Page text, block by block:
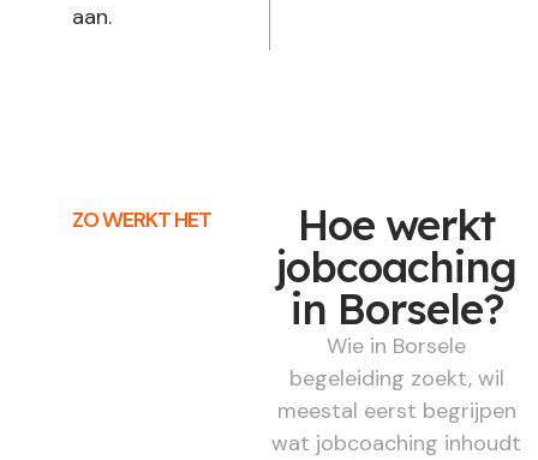
aan.
ZO WERKT HET Hoe werkt
jobcoaching
in Borsele?
Wie in Borsele
begeleiding zoekt, wil
meestal eerst begrijpen
wat jobcoaching inhoudt